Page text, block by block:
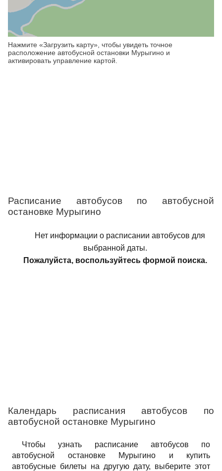
Нажмите «Загрузить карту», чтобы увидеть точное
расположение автобусной остановки Мурыгино и
активировать управление картой.
Расписание автобусов по автобусной
остановке Мурыгино
Нет информации о расписании автобусов для
выбранной даты.
Пожалуйста, воспользуйтесь формой поиска.
Календарь расписания автобусов по
автобусной остановке Мурыгино
Чтобы узнать расписание автобусов по
автобусной остановке Мурыгино и купить
автобусные билеты на другую дату, выберите этот